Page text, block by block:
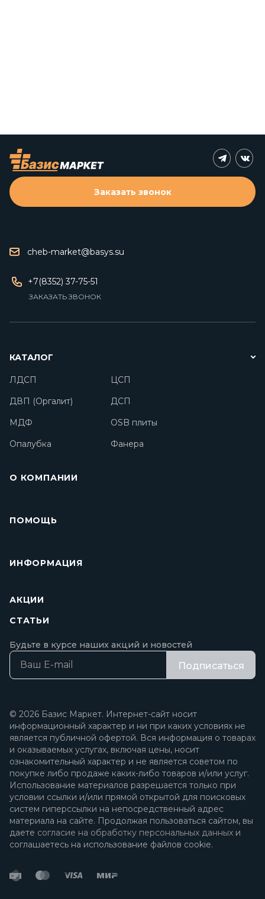
cheb-market@basys.su
+7(8352) 37-75-51
ЗАКАЗАТЬ ЗВОНОК
Заказать звонок
КАТАЛОГ
ЛДСП
ЦСП
ДВП (Оргалит)
ДСП
МДФ
OSB плиты
Опалубка
Фанера
О КОМПАНИИ
ПОМОЩЬ
ИНФОРМАЦИЯ
АКЦИИ
СТАТЬИ
Будьте в курсе наших акций и новостей
Подписаться
© 2026 Базис Маркет. Интернет-сайт носит
информационный характер и ни при каких условиях не
является публичной офертой. Вся информация о товарах
и оказываемых услугах, включая цены, носит
ознакомительный характер и не является советом по
покупке либо продаже каких-либо товаров и/или услуг.
Использование материалов разрешается только при
условии ссылки и/или прямой открытой для поисковых
систем гиперссылки на непосредственный адрес
материала на сайте. Продолжая пользоваться сайтом, вы
даете согласие на обработку персональных данных и
соглашаетесь на использование файлов cookie.